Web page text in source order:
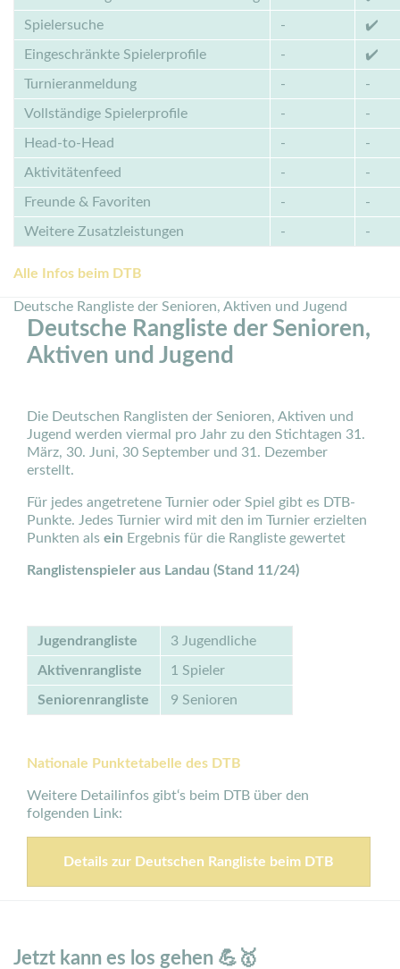
Spielersuche - ✔️
Eingeschränkte Spielerprofile - ✔️
Turnieranmeldung - -
Vollständige Spielerprofile - -
Head-to-Head - -
Aktivitätenfeed - -
Freunde & Favoriten - -
Weitere Zusatzleistungen - -
Alle Infos beim DTB
Deutsche Rangliste der Senioren, Aktiven und Jugend
Deutsche Rangliste der Senioren,
Aktiven und Jugend
Die Deutschen Ranglisten der Senioren, Aktiven und
Jugend werden viermal pro Jahr zu den Stichtagen 31.
März, 30. Juni, 30 September und 31. Dezember
erstellt.
Für jedes angetretene Turnier oder Spiel gibt es DTB-
Punkte. Jedes Turnier wird mit den im Turnier erzielten
Punkten als ein Ergebnis für die Rangliste gewertet
Ranglistenspieler aus Landau (Stand 11/24)
Jugendrangliste 3 Jugendliche
Aktivenrangliste 1 Spieler
Seniorenrangliste 9 Senioren
Nationale Punktetabelle des DTB
Weitere Detailinfos gibt‘s beim DTB über den
folgenden Link:
Details zur Deutschen Rangliste beim DTB
Jetzt kann es los gehen 💪🥇